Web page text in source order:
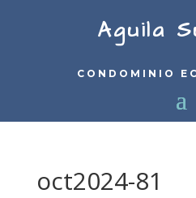
Aguila
CONDOMINIO
oct2024-81